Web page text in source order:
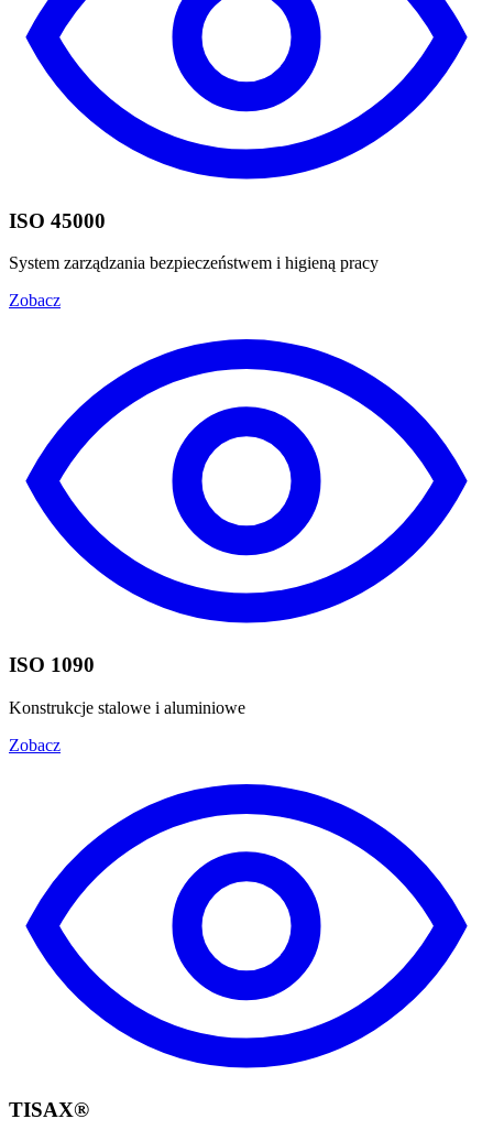
ISO 45000
System zarządzania bezpieczeństwem i higieną pracy
Zobacz
ISO 1090
Konstrukcje stalowe i aluminiowe
Zobacz
TISAX®